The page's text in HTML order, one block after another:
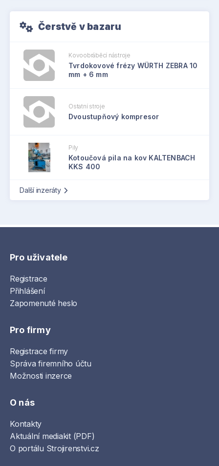
Čerstvě v bazaru
Kovoobráběcí nástroje
Tvrdokovové frézy WÜRTH ZEBRA 10
mm + 6 mm
Ostatní stroje
Dvoustupňový kompresor
Pily
Kotoučová pila na kov KALTENBACH
KKS 400
Další inzeráty
Pro uživatele
Registrace
Přihlášení
Zapomenuté heslo
Pro firmy
Registrace firmy
Správa firemního účtu
Možnosti inzerce
O nás
Kontakty
Aktuální mediakit (PDF)
O portálu Strojirenstvi.cz